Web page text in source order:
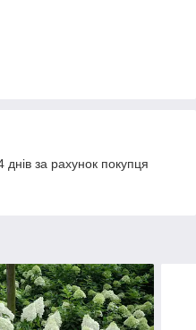
за рахунок покупця